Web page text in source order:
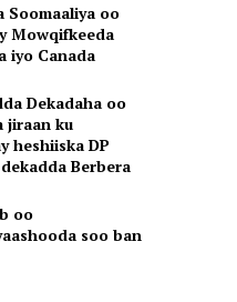
Soomaaliya oo
Mowqifkeeda
iyo Canada
Dekadaha oo
jiraan ku
heshiiska DP
Berbera
oo
soo ban